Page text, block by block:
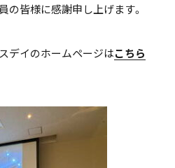
の皆様に感謝申し上げます。
デイのホームページはこちら
）クラス
スハイスクール(SSH)